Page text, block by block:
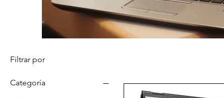
Filtrar por
Categoría